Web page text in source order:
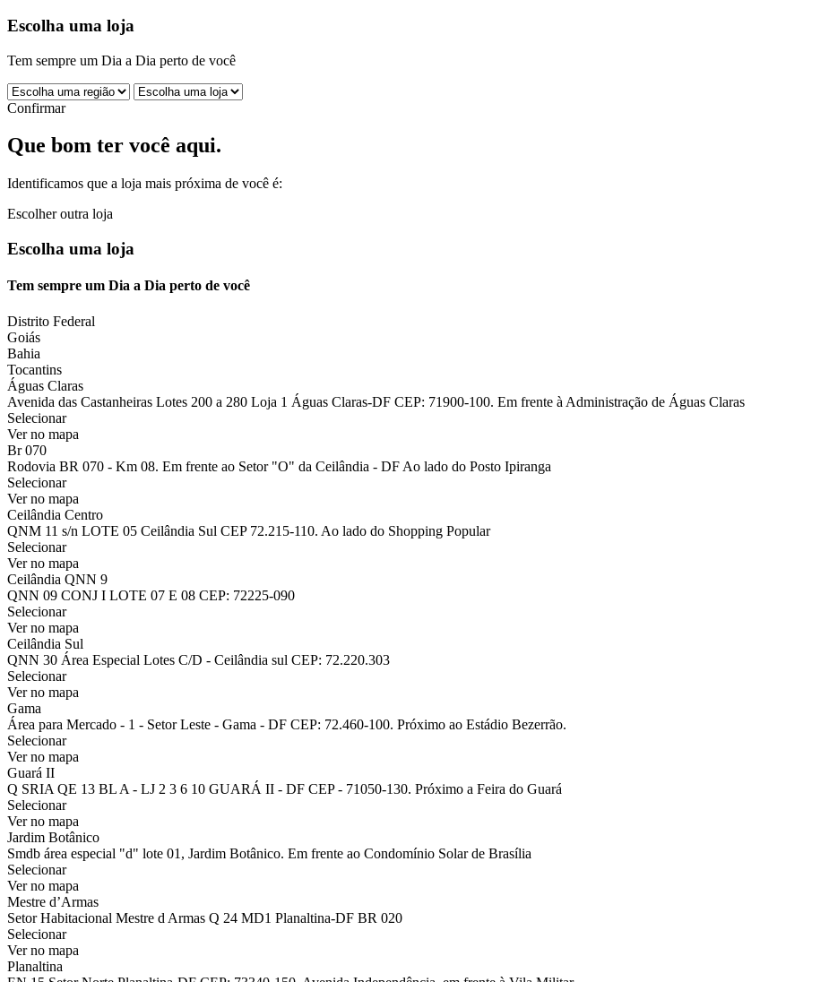
Escolha uma loja
Tem sempre um Dia a Dia perto de você
Confirmar
Que bom ter você aqui.
Identificamos que a loja mais próxima de você é:
Escolher outra loja
Escolha uma loja
Tem sempre um Dia a Dia perto de você
Distrito Federal
Goiás
Bahia
Tocantins
Águas Claras
Avenida das Castanheiras Lotes 200 a 280 Loja 1 Águas Claras-DF CEP: 71900-100. Em frente à Administração de Águas Claras
Selecionar
Ver no mapa
Br 070
Rodovia BR 070 - Km 08. Em frente ao Setor "O" da Ceilândia - DF Ao lado do Posto Ipiranga
Selecionar
Ver no mapa
Ceilândia Centro
QNM 11 s/n LOTE 05 Ceilândia Sul CEP 72.215-110. Ao lado do Shopping Popular
Selecionar
Ver no mapa
Ceilândia QNN 9
QNN 09 CONJ I LOTE 07 E 08 CEP: 72225-090
Selecionar
Ver no mapa
Ceilândia Sul
QNN 30 Área Especial Lotes C/D - Ceilândia sul CEP: 72.220.303
Selecionar
Ver no mapa
Gama
Área para Mercado - 1 - Setor Leste - Gama - DF CEP: 72.460-100. Próximo ao Estádio Bezerrão.
Selecionar
Ver no mapa
Guará II
Q SRIA QE 13 BL A - LJ 2 3 6 10 GUARÁ II - DF CEP - 71050-130. Próximo a Feira do Guará
Selecionar
Ver no mapa
Jardim Botânico
Smdb área especial "d" lote 01, Jardim Botânico. Em frente ao Condomínio Solar de Brasília
Selecionar
Ver no mapa
Mestre d’Armas
Setor Habitacional Mestre d Armas Q 24 MD1 Planaltina-DF BR 020
Selecionar
Ver no mapa
Planaltina